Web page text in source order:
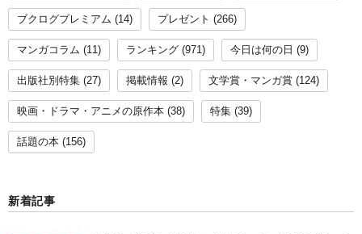
ブクログプレミアム (14) プレゼント (266)
マンガコラム (11) ランキング (971) 今日は何の日 (9)
出版社別特集 (27) 掲載情報 (2) 文学賞・マンガ賞 (124)
映画・ドラマ・アニメの原作本 (38) 特集 (39)
話題の本 (156)
新着記事